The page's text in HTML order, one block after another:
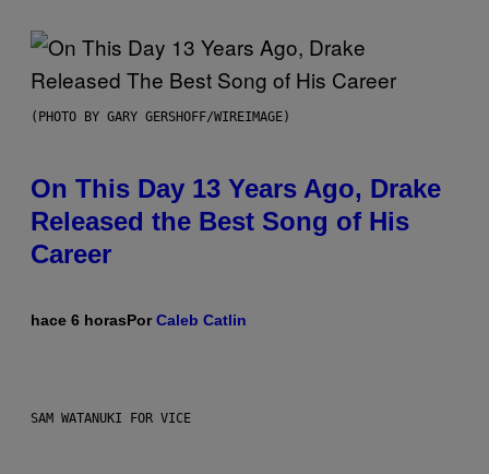
(PHOTO BY GARY GERSHOFF/WIREIMAGE)
On This Day 13 Years Ago, Drake
Released the Best Song of His
Career
hace 6 horasPorCaleb Catlin
SAM WATANUKI FOR VICE